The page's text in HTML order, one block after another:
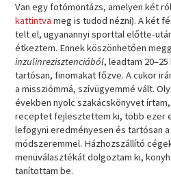
Van egy fotómontázs, amelyen két
kattintva meg is tudod nézni). A két
telt el, ugyanannyi sporttal előtte-
étkeztem. Ennek köszönhetően
inzulinrezisztenciából, leadtam
tartósan, finomakat főzve. A cukor
a missziómmá, szívügyemmé vált.
években nyolc szakácskönyvet
receptet fejlesztettem ki, több ezer
lefogyni eredményesen és tartósan a
módszeremmel. Házhozszállító
menüválasztékát dolgoztam ki,
tanítottam be.